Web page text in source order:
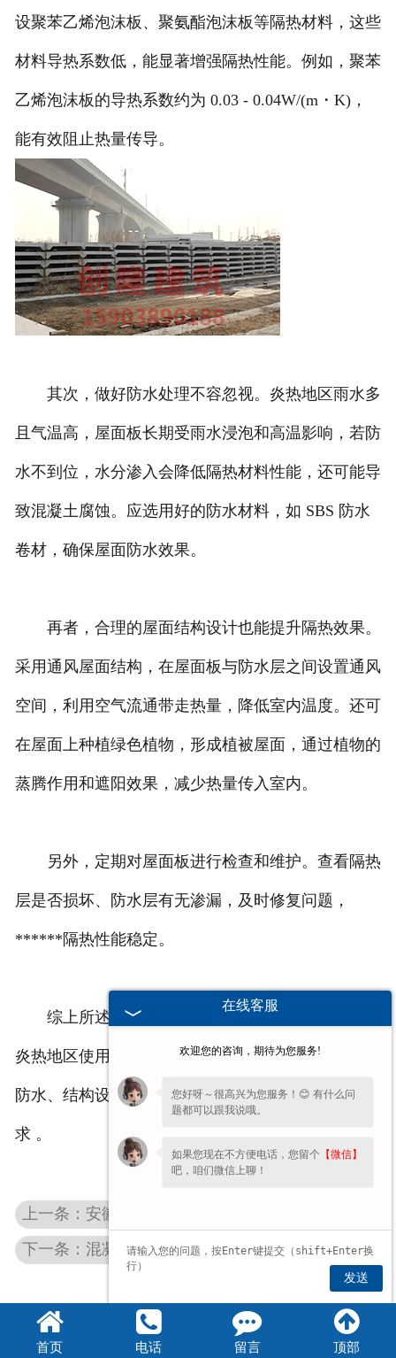
设聚苯乙烯泡沫板、聚氨酯泡沫板等隔热材料，这些
材料导热系数低，能显著增强隔热性能。例如，聚苯
乙烯泡沫板的导热系数约为 0.03 - 0.04W/(m・K)，
能有效阻止热量传导。
其次，做好防水处理不容忽视。炎热地区雨水多
且气温高，屋面板长期受雨水浸泡和高温影响，若防
水不到位，水分渗入会降低隔热材料性能，还可能导
致混凝土腐蚀。应选用好的防水材料，如 SBS 防水
卷材，确保屋面防水效果。
再者，合理的屋面结构设计也能提升隔热效果。
采用通风屋面结构，在屋面板与防水层之间设置通风
空间，利用空气流通带走热量，降低室内温度。还可
在屋面上种植绿色植物，形成植被屋面，通过植物的
蒸腾作用和遮阳效果，减少热量传入室内。
另外，定期对屋面板进行检查和维护。查看隔热
层是否损坏、防水层有无渗漏，及时修复问题，
******隔热性能稳定。
综上所述，混凝土屋面板有一定隔热基础，但在
炎热地区使用需通过多种措施来提升隔热效果，注意
防水、结构设计和维护等方面，以满足建筑的隔热需
求 。
下一条：混凝土双T板与钢屋面对比 工程采购成本参考
首页 电话 留言 顶部
豫公网安备 41072102000806号
在线客服
欢迎您的咨询，期待为您服务!
您好呀～很高兴为您服务！😊 有什么问
题都可以跟我说哦。
如果您现在不方便电话，您留个 【微信】
吧，咱们微信上聊！
发送